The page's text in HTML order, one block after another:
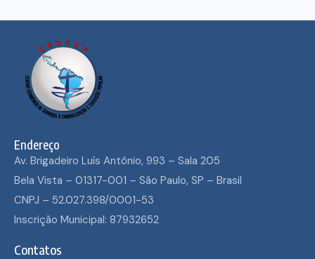
Endereço
Av. Brigadeiro Luís Antônio, 993 – Sala 205
Bela Vista – 01317-001 – São Paulo, SP – Brasil
CNPJ – 52.027.398/0001-53
Inscrição Municipal: 87932652
Contatos